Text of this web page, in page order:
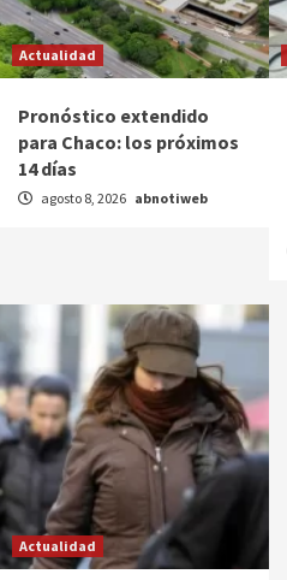
Actualidad
Pronóstico extendido
para Chaco: los próximos
14 días
agosto 8, 2026 abnotiweb
Actualidad